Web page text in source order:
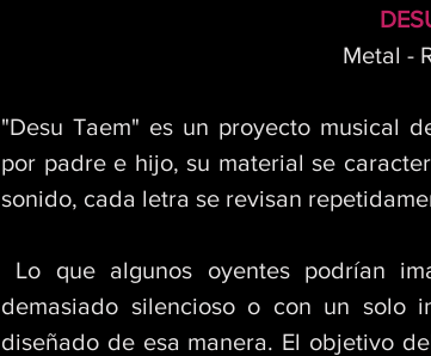
Metal -
"Desu Taem" es un proyecto musical
por padre e hijo, su material se
sonido, cada letra se revisan
demasiado silencioso o con un solo
diseñado de esa manera. El objetivo